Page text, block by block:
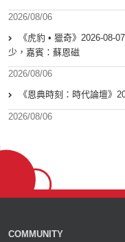
2026/08/06
《虎豹 • 獵奇》2026-08-
少，嘉賓：蘇恩磁
2026/08/06
《恩典時刻：時代論壇》
2026/08/06
COMMUNITY